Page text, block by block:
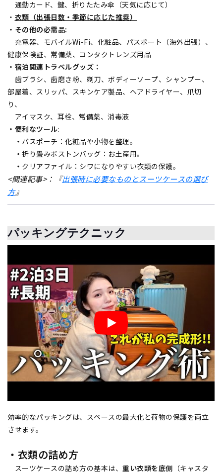
通勤カード、鍵、折りたたみ傘（天気に応じて）
・ 衣類（出張日数・季節に応じた推奨）
・その他の必需品:
充電器、モバイルWi-Fi、化粧品、パスポート（海外出張）、
健康保険証、常備薬、コンタクトレンズ用品
・宿泊関連トラベルグッズ：
歯ブラシ、歯磨き粉、剃刀、ボディーソープ、シャンプー、
部屋着、スリッパ、スキンケア製品、ヘアドライヤー、爪切
り、
アイマスク、耳栓、常備薬、消毒液
・便利なツール:
・ バスポーチ：化粧品や小物を整理。
・ 折り畳みボストンバッグ：お土産用。
・ クリアファイル：シワになりやすい衣類の保護。
<関連記事>：『出張時に必要なものとスーツケースの選び
方』
パッキングテクニック
効率的なパッキングは、スペースの最大化と荷物の保護を両立
させます。
・衣類の詰め方
スーツケースの詰め方の基本は、 重い衣類を底側 （キャスタ